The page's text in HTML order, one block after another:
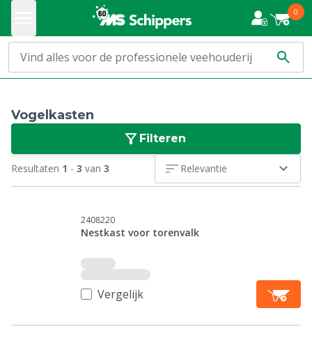
0
Vogelkasten
Filteren
Resultaten 1 - 3 van 3 Relevantie
2408220
Nestkast voor torenvalk
Vergelijk